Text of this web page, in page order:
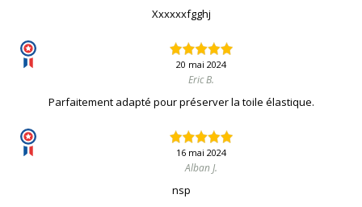
Xxxxxxfgghj
20 mai 2024
Eric B.
Parfaitement adapté pour préserver la toile élastique.
16 mai 2024
Alban J.
nsp